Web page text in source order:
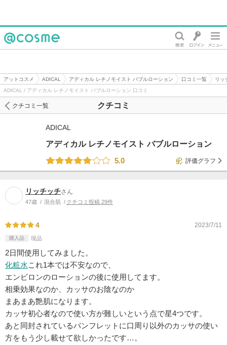
アットコスメ ADICAL アディカル レチノモイスト バブルローション 口コミ一覧
リッ
ADICAL / アディカル レチノモイスト バブルローション 口コミ
クチコミ
クチコミ一覧
ADICAL
アディカル レチノモイスト バブルローション
5.0
評価グラフ
リッチッチさん
47歳 混合肌 クチコミ投稿 29件
4 2023/7/11
購入品 現品
2日間使用してみました。
化粧水これ1本では不安なので、
エンビロンのローションの後に使用してます。
相乗効果なのか、カッサのお陰なのか
まあまあ艶肌になります。
カッサ初心者なので使い方が難しいという点で星4つです。
あと同封されているパンフレットに口周り以外のカッサの使い
方をもう少し載せて欲しかったです…。